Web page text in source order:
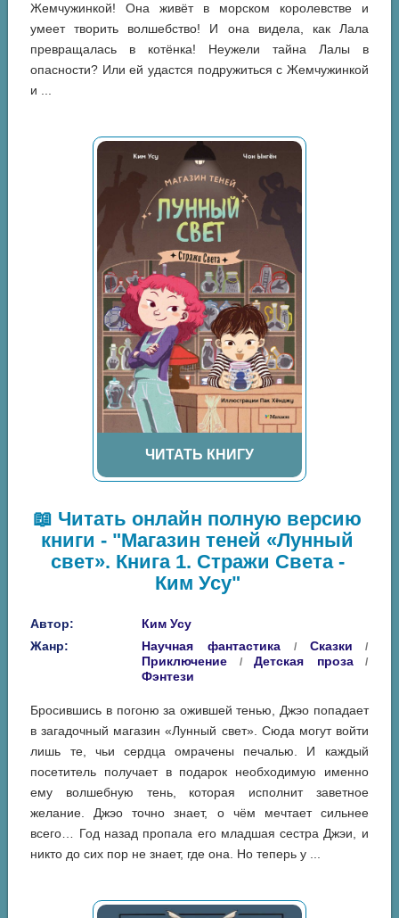
Жемчужинкой! Она живёт в морском королевстве и
умеет творить волшебство! И она видела, как Лала
превращалась в котёнка! Неужели тайна Лалы в
опасности? Или ей удастся подружиться с Жемчужинкой
и ...
ЧИТАТЬ КНИГУ
📖 Читать онлайн полную версию
книги - "Магазин теней «Лунный
свет». Книга 1. Стражи Света -
Ким Усу"
Автор:
Ким Усу
Жанр:
Научная фантастика / Сказки /
Приключение /Детская проза/
Фэнтези
Бросившись в погоню за ожившей тенью, Джэо попадает
в загадочный магазин «Лунный свет». Сюда могут войти
лишь те, чьи сердца омрачены печалью. И каждый
посетитель получает в подарок необходимую именно
ему волшебную тень, которая исполнит заветное
желание. Джэо точно знает, о чём мечтает сильнее
всего… Год назад пропала его младшая сестра Джэи, и
никто до сих пор не знает, где она. Но теперь у ...